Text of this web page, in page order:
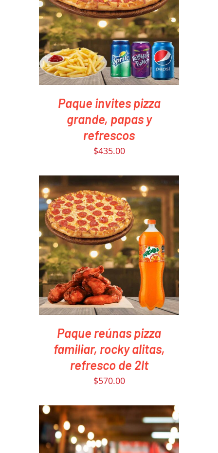
PEDIR AHORA
/
DETAILS
Paque invites pizza
grande, papas y
refrescos
$435.00
PEDIR AHORA
/
DETAILS
Paque reúnas pizza
familiar, rocky alitas,
refresco de 2lt
$570.00